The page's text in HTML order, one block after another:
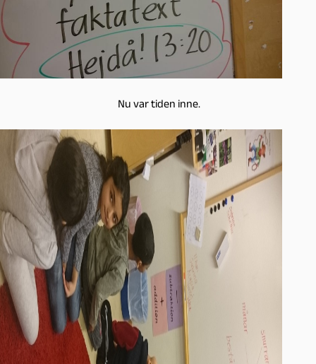
Nu var tiden inne.